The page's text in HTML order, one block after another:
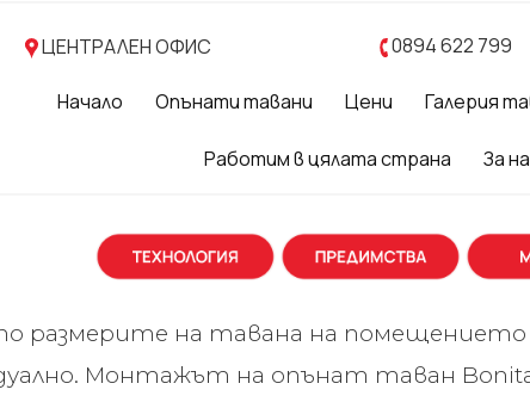
ЦЕНТРАЛЕН ОФИС 0894 622 799
Начало Опънати тавани Цени Галерия
Работим в цялата страна За
размерите на тавана на
Монтажът на опънат таван